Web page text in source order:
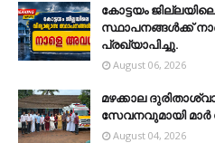
കോട്ടയം
സ്ഥാപനങ്ങള്‍ക്ക്
പ്രഖ്യാപിച്ചു.
August 06, 2026
മഴക്കാല
സേവനവുമായി മാർ
August 04, 2026